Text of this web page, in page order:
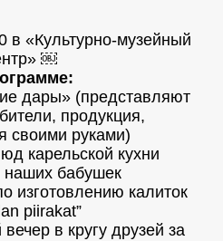
«Культурно-музейный
￼
дары» (представляют
продукция,
своими руками)
карельской кухни
бабушек
изготовлению калиток
piirakat”
в кругу друзей за